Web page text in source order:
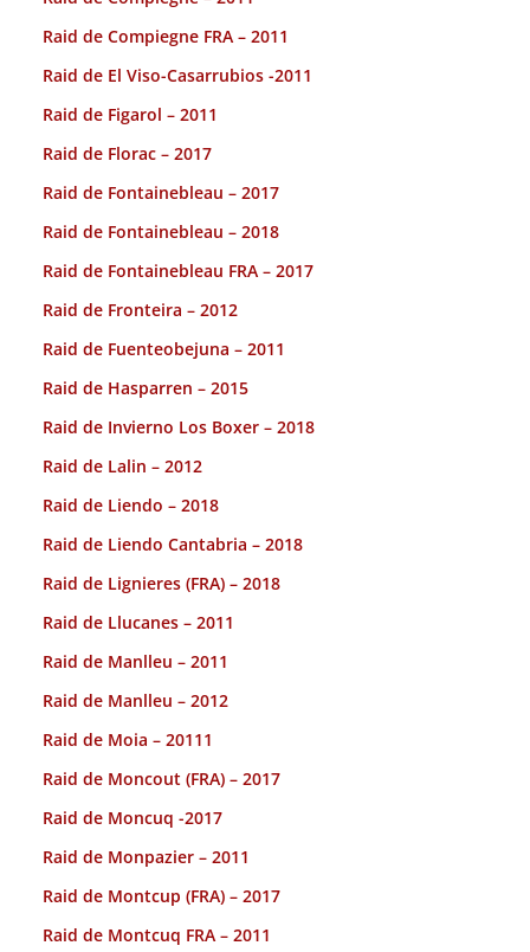
Raid de Compiegne FRA – 2011
Raid de El Viso-Casarrubios -2011
Raid de Figarol – 2011
Raid de Florac – 2017
Raid de Fontainebleau – 2017
Raid de Fontainebleau – 2018
Raid de Fontainebleau FRA – 2017
Raid de Fronteira – 2012
Raid de Fuenteobejuna – 2011
Raid de Hasparren – 2015
Raid de Invierno Los Boxer – 2018
Raid de Lalin – 2012
Raid de Liendo – 2018
Raid de Liendo Cantabria – 2018
Raid de Lignieres (FRA) – 2018
Raid de Llucanes – 2011
Raid de Manlleu – 2011
Raid de Manlleu – 2012
Raid de Moia – 20111
Raid de Moncout (FRA) – 2017
Raid de Moncuq -2017
Raid de Monpazier – 2011
Raid de Montcup (FRA) – 2017
Raid de Montcuq FRA – 2011